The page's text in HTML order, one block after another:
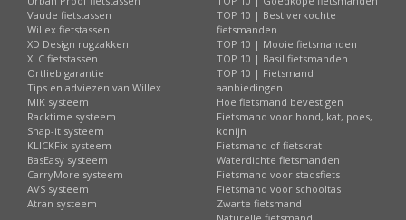
Vaude fietstassen
Willex fietstassen
XD Design rugzakken
XLC fietstassen
Ortlieb garantie
Tips en adviezen van Willex
MIK systeem
Racktime systeem
Snap-it systeem
KLICKFix systeem
BasEasy systeem
CarryMore systeem
AVS systeem
Atran systeem
TOP 10 | Best verkochte
fietsmanden
TOP 10 | Mooie fietsmanden
TOP 10 | Basil fietsmanden
TOP 10 | Fietsmand
aanbiedingen
Hoe fietsmand bevestigen
Fietsmand voor hond, kat, poes,
konijn
Fietsmand of fietskrat
Waterdichte fietsmanden
Fietsmand voor stadsfiets
Fietsmand voor schooltas
Zwarte fietsmand